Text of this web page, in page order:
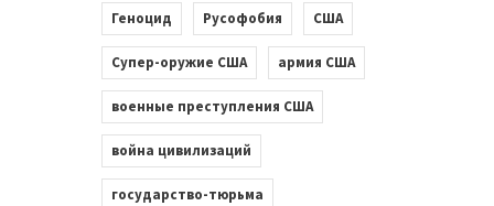
Геноцид Русофобия США
Супер-оружие США армия США
военные преступления США
война цивилизаций
государство-тюрьма